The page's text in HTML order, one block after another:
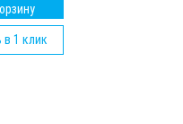
в 1 клик